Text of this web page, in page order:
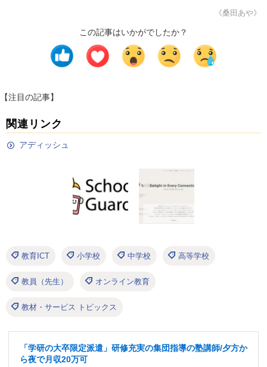
《桑田あや》
この記事はいかがでしたか？
【注目の記事】
関連リンク
アディッシュ
教育ICT 小学校 中学校 高等学校
教員（先生） オンライン教育
教材・サービス トピックス
「学研の大卒限定派遣」研修充実の集団指導の塾講師/夕方か
ら夜で月収20万可